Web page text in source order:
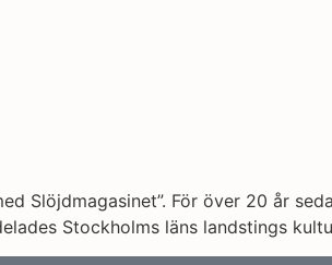
Slöjdmagasinet”. För över 20 år
Stockholms läns landstings